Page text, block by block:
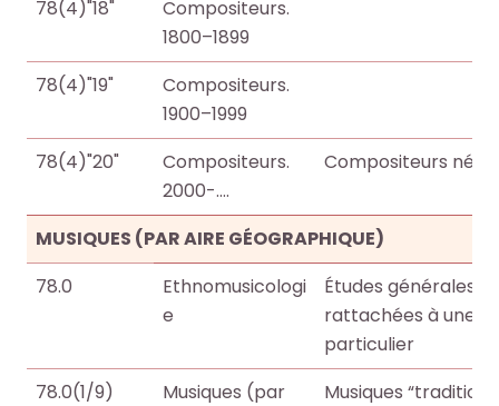
i
c
e
.
a
i
c
e
.
a
78(4)"18"
Compositeurs.
1800–1899
78(4)"19"
Compositeurs.
1900–1999
78(4)"20"
Compositeurs.
2000-….
Compositeurs nés
MUSIQUES (PAR AIRE GÉOGRAPHIQUE)
78.0
Ethnomusicologi
e
Études générales
rattachées à une
particulier
78.0(1/9)
Musiques (par
Musiques